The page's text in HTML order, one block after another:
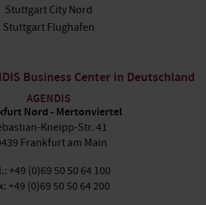
Stuttgart City Nord
Stuttgart Flughafen
Business Center in Deutschland
AGENDIS
Nord - Mertonviertel
Kneipp-Str. 41
Frankfurt am Main
+49 (0)69 50 50 64 100
+49 (0)69 50 50 64 200